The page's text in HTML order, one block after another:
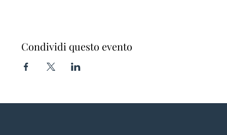
Condividi questo evento